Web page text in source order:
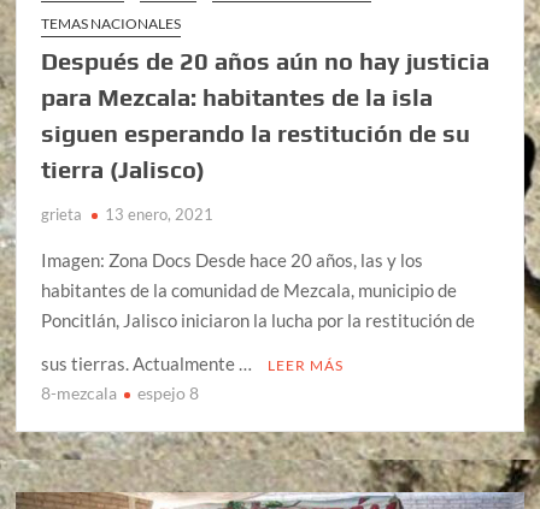
TEMAS NACIONALES
Después de 20 años aún no hay justicia
para Mezcala: habitantes de la isla
siguen esperando la restitución de su
tierra (Jalisco)
grieta 13 enero, 2021
Imagen: Zona Docs Desde hace 20 años, las y los
habitantes de la comunidad de Mezcala, municipio de
Poncitlán, Jalisco iniciaron la lucha por la restitución de
sus tierras. Actualmente …
LEER MÁS
8-mezcala espejo 8